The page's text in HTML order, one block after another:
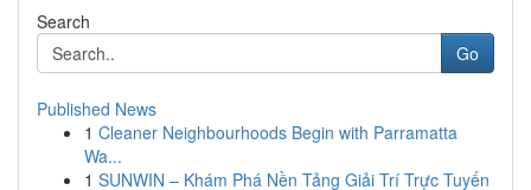
Search
Go
Published News
1 Cleaner Neighbourhoods Begin with Parramatta
Wa...
1 SUNWIN – Khám Phá Nền Tảng Giải Trí Trực Tuyến